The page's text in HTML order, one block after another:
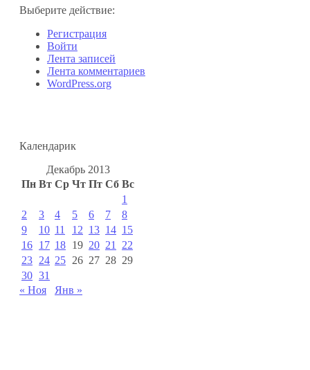
Выберите действие:
Регистрация
Войти
Лента записей
Лента комментариев
WordPress.org
Календарик
Декабрь 2013
Пн Вт Ср Чт Пт Сб Вс
1
2
3 4 5 6 7
8
9
10 11 12 13 14 15
16 17 18 19 20 21
22
23 24 25 26 27 28 29
30 31
« Ноя
Янв »